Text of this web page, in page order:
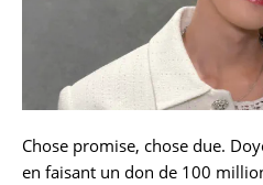
Chose promise, chose due.
en faisant un don de 100